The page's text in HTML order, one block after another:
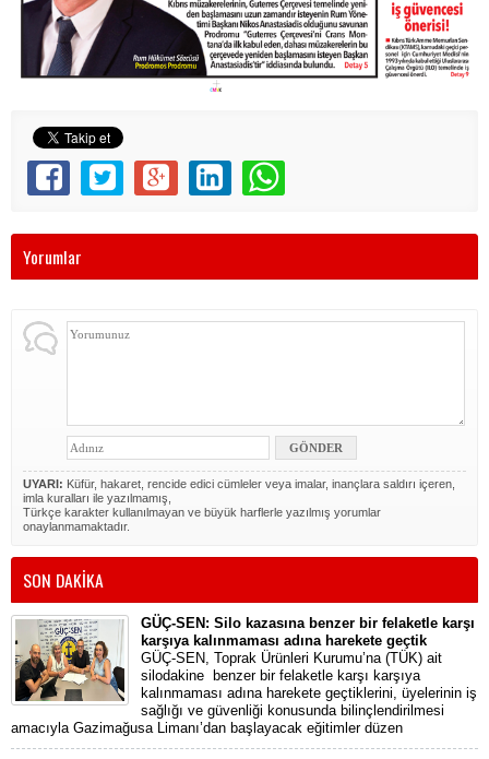
Yorumlar
UYARI: Küfür, hakaret, rencide edici cümleler veya imalar, inançlara saldırı içeren,
imla kuralları ile yazılmamış,
Türkçe karakter kullanılmayan ve büyük harflerle yazılmış yorumlar
onaylanmamaktadır.
SON DAKİKA
GÜÇ-SEN: Silo kazasına benzer bir felaketle karşı
karşıya kalınmaması adına harekete geçtik
GÜÇ-SEN, Toprak Ürünleri Kurumu’na (TÜK) ait
silodakine benzer bir felaketle karşı karşıya
kalınmaması adına harekete geçtiklerini, üyelerinin iş
sağlığı ve güvenliği konusunda bilinçlendirilmesi
amacıyla Gazimağusa Limanı’dan başlayacak eğitimler düzen